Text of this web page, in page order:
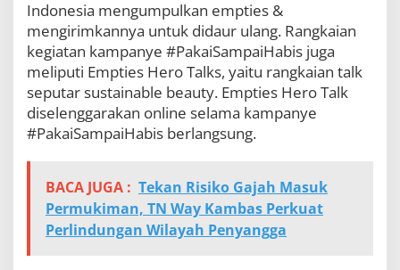
Indonesia mengumpulkan empties &
mengirimkannya untuk didaur ulang. Rangkaian
kegiatan kampanye #PakaiSampaiHabis juga
meliputi Empties Hero Talks, yaitu rangkaian talk
seputar sustainable beauty. Empties Hero Talk
diselenggarakan online selama kampanye
#PakaiSampaiHabis berlangsung.
BACA JUGA : Tekan Risiko Gajah Masuk
Permukiman, TN Way Kambas Perkuat
Perlindungan Wilayah Penyangga